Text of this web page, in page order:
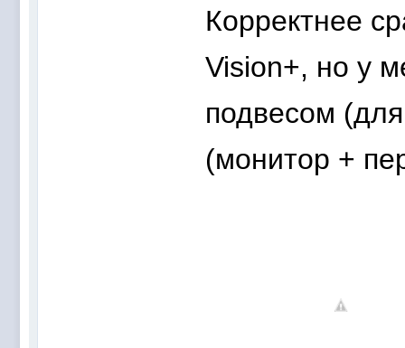
Корректнее
Vision+, но у
подвесом
(монитор +